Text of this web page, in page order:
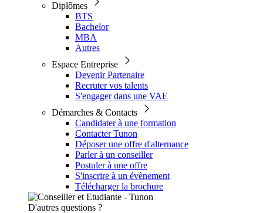
Diplômes
BTS
Bachelor
MBA
Autres
Espace Entreprise
Devenir Partenaire
Recruter vos talents
S'engager dans une VAE
Démarches & Contacts
Candidater à une formation
Contacter Tunon
Déposer une offre d'alternance
Parler à un conseiller
Postuler à une offre
S'inscrire à un évènement
Télécharger la brochure
D'autres questions ?